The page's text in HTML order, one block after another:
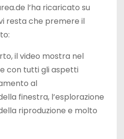
l’ha ricaricato su
resta che premere il
il video mostra nel
con tutti gli aspetti
al
finestra, l’esplorazione
riproduzione e molto